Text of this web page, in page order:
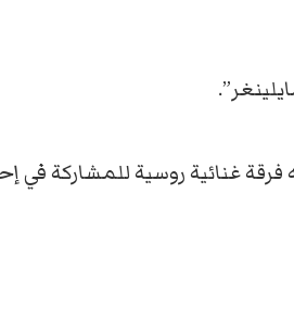
غنائية روسية للمشاركة في